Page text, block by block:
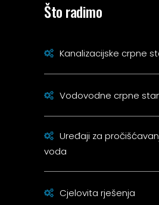
Što radimo
Kanalizacijske crpne
Vodovodne crpne
Uređaji za
voda
Cjelovita rješenja